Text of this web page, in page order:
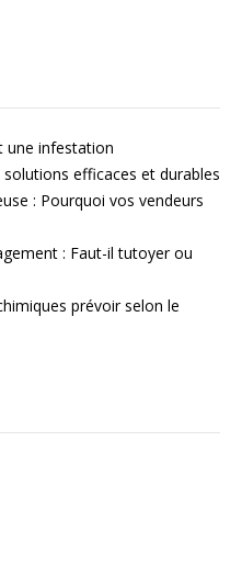
une infestation
efficaces et durables
: Pourquoi vos vendeurs
: Faut-il tutoyer ou
prévoir selon le